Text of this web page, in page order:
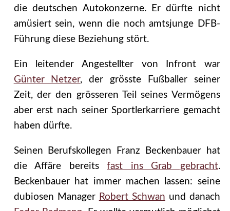
die deutschen Autokonzerne. Er dürfte nicht
amüsiert sein, wenn die noch amtsjunge DFB-
Führung diese Beziehung stört.
Ein leitender Angestellter von Infront war
Günter Netzer, der grösste Fußballer seiner
Zeit, der den grösseren Teil seines Vermögens
aber erst nach seiner Sportlerkarriere gemacht
haben dürfte.
Seinen Berufskollegen Franz Beckenbauer hat
die Affäre bereitsfast ins Grab gebracht.
Beckenbauer hat immer machen lassen: seine
dubiosen Manager Robert Schwan und danach